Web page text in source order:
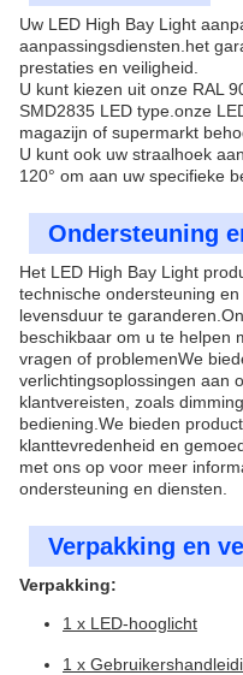
Uw LED High Bay Light
aanpassingsdiensten.het
prestaties en veiligheid.
U kunt kiezen uit onze RAL
SMD2835 LED type.onze
magazijn of supermarkt
U kunt ook uw straalhoek
120° om aan uw specifieke
Ondersteuning
Het LED High Bay Light
technische ondersteuning
levensduur te
beschikbaar om u te helpen
vragen of problemenWe
verlichtingsoplossingen aan
klantvereisten, zoals
bediening.We bieden
klanttevredenheid en
met ons op voor meer
ondersteuning en diensten.
Verpakking en
Verpakking:
1 x LED-hooglicht
1 x